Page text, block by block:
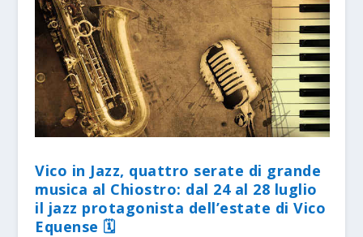
Vico in Jazz, quattro serate di grande
musica al Chiostro: dal 24 al 28 luglio
il jazz protagonista dell’estate di Vico
Equense 🗓